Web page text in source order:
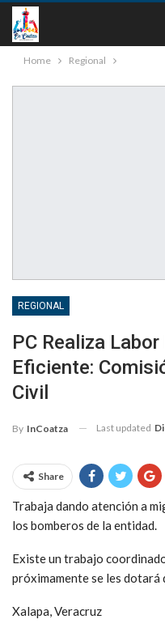
Home Regional
REGIONAL
PC Realiza
Eficiente:
Civil
By InCoatza Last updated
Share
Trabaja dando atención a
los bomberos de la entidad.
Existe un trabajo
próximamente se les dotará
Xalapa, Veracruz